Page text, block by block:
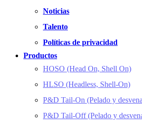
Noticias
Talento
Políticas de privacidad
Productos
HOSO (Head On, Shell On)
HLSO (Headless, Shell-On)
P&D Tail-On (Pelado y
P&D Tail-Off (Pelado y